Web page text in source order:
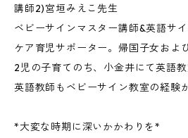
講師2)宮垣みえこ先生
ベビーサインマスター講師&英語サ
ケア育児サポーター。帰国子女およ
2児の子育てのち、小金井にて英語
英語教師もベビーサイン教室の経験
*大変な時期に深いかかわりを*